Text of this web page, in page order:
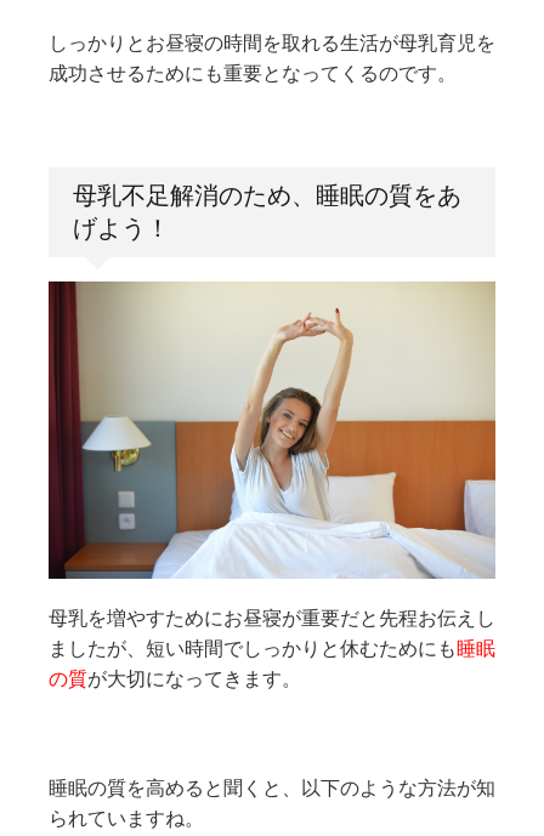
しっかりとお昼寝の時間を取れる生活が母乳育児を
成功させるためにも重要となってくるのです。
母乳不足解消のため、睡眠の質をあ
げよう！
母乳を増やすためにお昼寝が重要だと先程お伝えし
ましたが、短い時間でしっかりと休むためにも睡眠
の質が大切になってきます。
睡眠の質を高めると聞くと、以下のような方法が知
られていますね。